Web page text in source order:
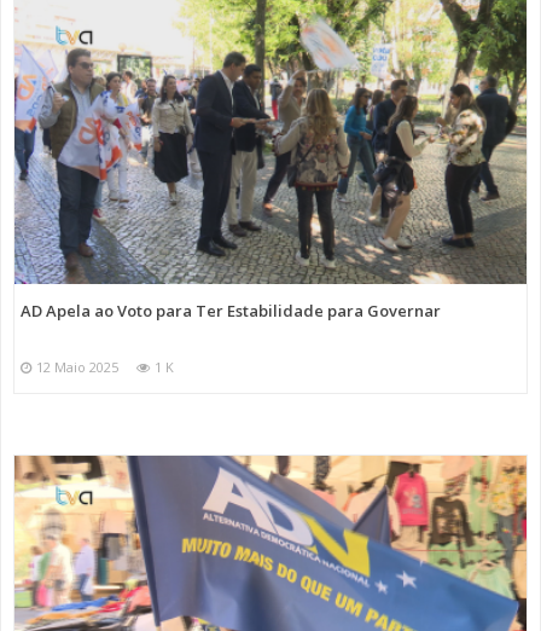
AD Apela ao Voto para Ter Estabilidade para Governar
12 Maio 2025 1 K